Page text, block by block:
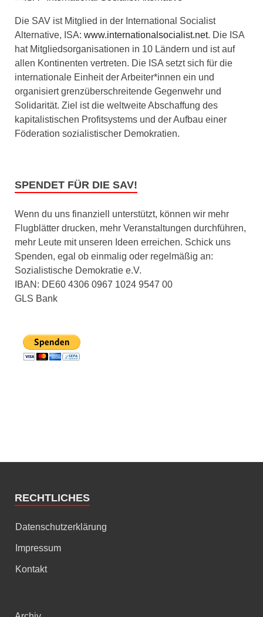
Die SAV ist Mitglied in der International Socialist
Alternative, ISA: www.internationalsocialist.net. Die ISA
hat Mitgliedsorganisationen in 10 Ländern und ist auf
allen Kontinenten vertreten. Die ISA setzt sich für die
internationale Einheit der Arbeiter*innen ein und
organisiert grenzüberschreitende Gegenwehr und
Solidarität. Ziel ist die weltweite Abschaffung des
kapitalistischen Profitsystems und der Aufbau einer
Föderation sozialistischer Demokratien.
SPENDET FÜR DIE SAV!
Wenn du uns finanziell unterstützt, können wir mehr
Flugblätter drucken, mehr Veranstaltungen durchführen,
mehr Leute mit unseren Ideen erreichen. Schick uns
Spenden, egal ob einmalig oder regelmäßig an:
Sozialistische Demokratie e.V.
IBAN: DE60 4306 0967 1024 9547 00
GLS Bank
RECHTLICHES
Datenschutzerklärung
Impressum
Kontakt